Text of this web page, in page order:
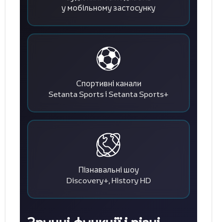
у мобільному застосунку
Спортивні канали
Setanta Sports і Setanta Sports+
Пізнавальні шоу
Discovery+, History HD